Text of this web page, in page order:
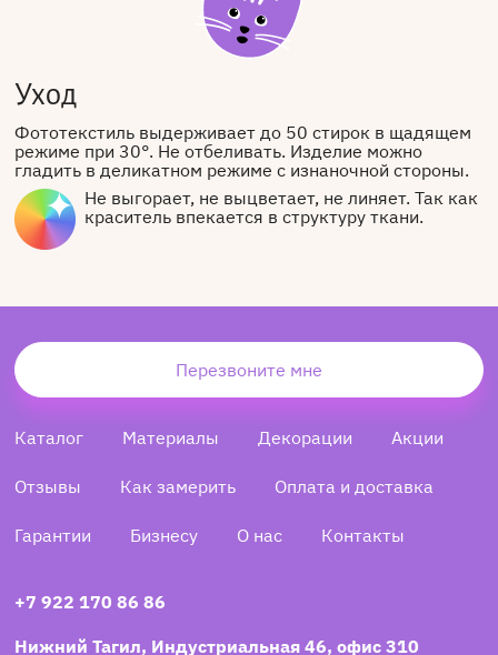
Уход
Фототекстиль выдерживает до 50 стирок в щадящем
режиме при 30°. Не отбеливать. Изделие можно
гладить в деликатном режиме с изнаночной стороны.
Не выгорает, не выцветает, не линяет. Так как
краситель впекается в структуру ткани.
Перезвоните мне
Каталог Материалы Декорации Акции
Отзывы Как замерить Оплата и доставка
Гарантии Бизнесу О нас Контакты
+7 922 170 86 86
Нижний Тагил, Индустриальная 46, офис 310